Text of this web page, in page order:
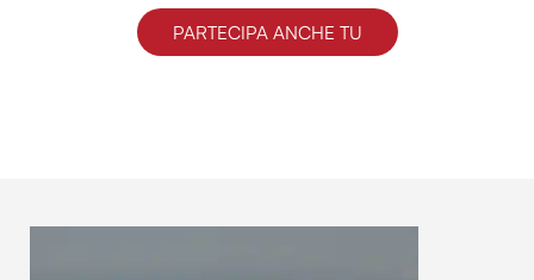
PARTECIPA ANCHE TU